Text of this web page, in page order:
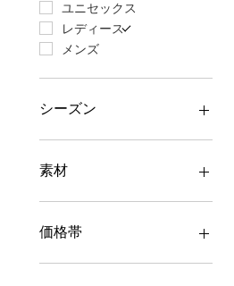
ユニセックス
レディース
メンズ
シーズン
シーズン：オールシーズン
シーズン：春夏
素材
素材：綿（コットン）
素材：麻（リネン）
素材：ウール
価格帯
金額：1～1,500円